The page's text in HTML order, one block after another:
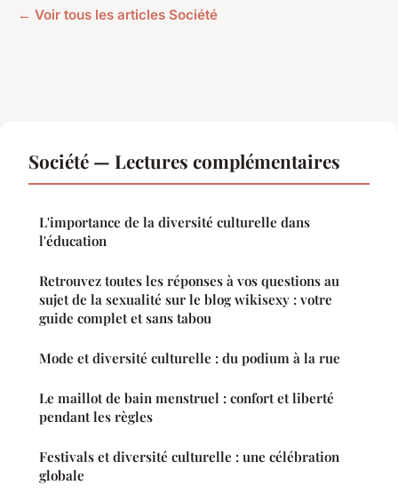
← Voir tous les articles Société
Société — Lectures complémentaires
L'importance de la diversité culturelle dans
l'éducation
Retrouvez toutes les réponses à vos questions au
sujet de la sexualité sur le blog wikisexy : votre
guide complet et sans tabou
Mode et diversité culturelle : du podium à la rue
Le maillot de bain menstruel : confort et liberté
pendant les règles
Festivals et diversité culturelle : une célébration
globale